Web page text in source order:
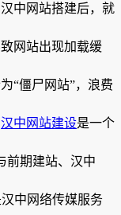
中网站搭建后，就
网站出现加载缓
“僵尸网站”，浪费
汉中网站建设是一个
前期建站、汉中
中网络传媒服务